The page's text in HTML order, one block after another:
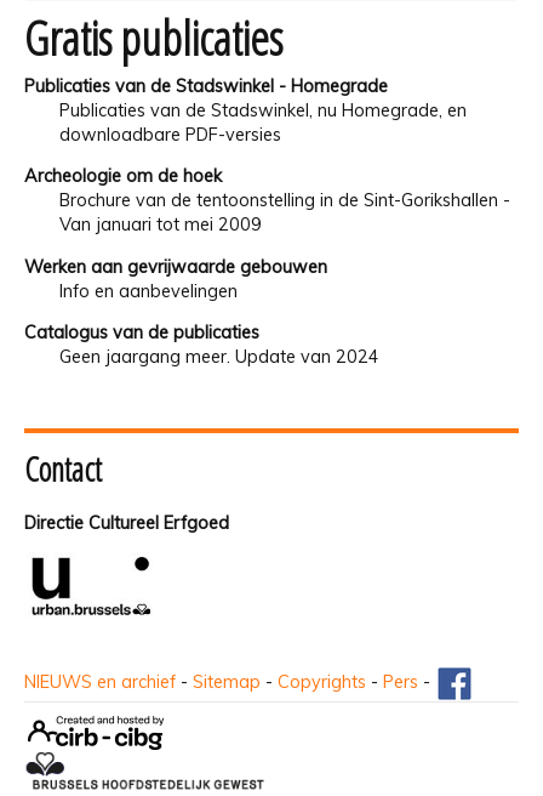
Gratis publicaties
Publicaties van de Stadswinkel - Homegrade
Publicaties van de Stadswinkel, nu Homegrade, en
downloadbare PDF-versies
Archeologie om de hoek
Brochure van de tentoonstelling in de Sint-Gorikshallen -
Van januari tot mei 2009
Werken aan gevrijwaarde gebouwen
Info en aanbevelingen
Catalogus van de publicaties
Geen jaargang meer. Update van 2024
Contact
Directie Cultureel Erfgoed
NIEUWS en archief - Sitemap - Copyrights - Pers -